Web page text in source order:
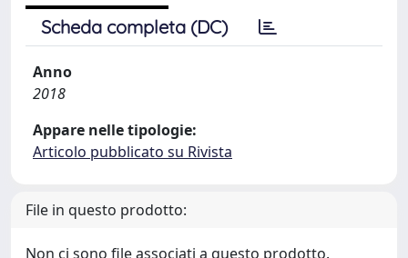
Scheda completa (DC)
Anno
2018
Appare nelle tipologie:
Articolo pubblicato su Rivista
File in questo prodotto:
Non ci sono file associati a questo prodotto.